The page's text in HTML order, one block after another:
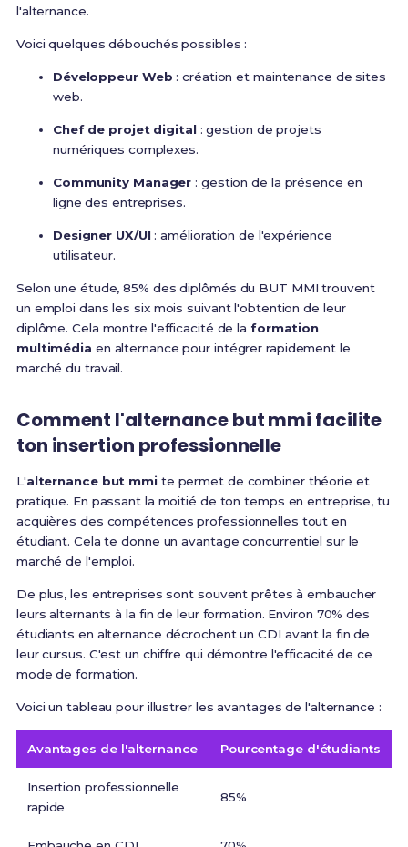
l'alternance.
Voici quelques débouchés possibles :
Développeur Web : création et maintenance de sites
web.
Chef de projet digital: gestion de projets
numériques complexes.
Community Manager : gestion de la présence en
ligne des entreprises.
Designer UX/UI: amélioration de l'expérience
utilisateur.
Selon une étude, 85% des diplômés du BUT MMI trouvent
un emploi dans les six mois suivant l'obtention de leur
diplôme. Cela montre l'efficacité de la formation
multimédia en alternance pour intégrer rapidement le
marché du travail.
Comment l'alternance but mmi facilite
ton insertion professionnelle
L'alternance but mmite permet de combiner théorie et
pratique. En passant la moitié de ton temps en entreprise, tu
acquières des compétences professionnelles tout en
étudiant. Cela te donne un avantage concurrentiel sur le
marché de l'emploi.
De plus, les entreprises sont souvent prêtes à embaucher
leurs alternants à la fin de leur formation. Environ 70% des
étudiants en alternance décrochent un CDI avant la fin de
leur cursus. C'est un chiffre qui démontre l'efficacité de ce
mode de formation.
Voici un tableau pour illustrer les avantages de l'alternance :
Avantages de l'alternance Pourcentage d'étudiants
Insertion professionnelle
rapide
85%